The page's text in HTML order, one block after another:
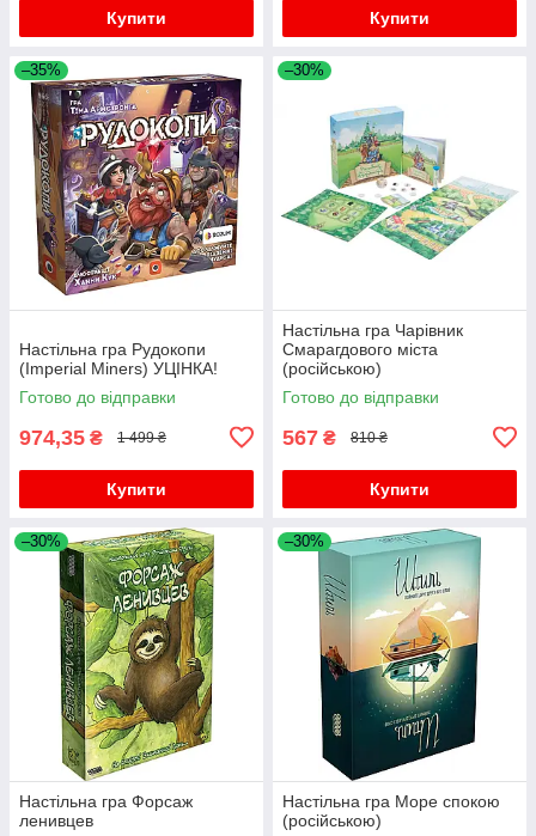
Купити Купити
–35%
Настільна гра Рудокопи
(Imperial Miners) УЦІНКА!
Готово до відправки
974,35 ₴ 1 499 ₴
Купити
–30%
Настільна гра Чарівник
Смарагдового міста
(російською)
Готово до відправки
567 ₴ 810 ₴
Купити
–30%
Настільна гра Форсаж
ленивцев
–30%
Настільна гра Море спокою
(російською)